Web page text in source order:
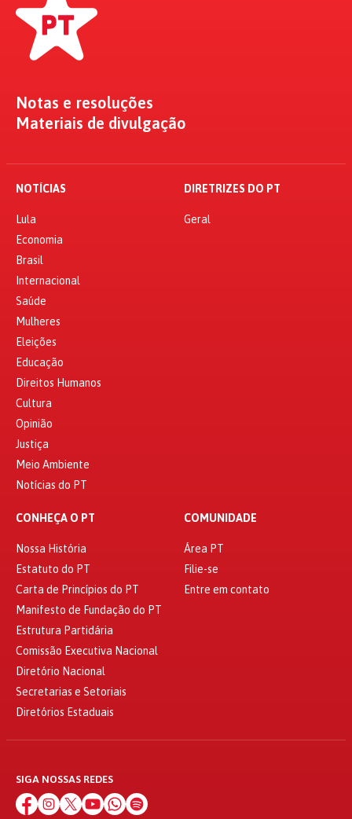
Notas e resoluções
Materiais de divulgação
NOTÍCIAS
Lula
Economia
Brasil
Internacional
Saúde
Mulheres
Eleições
Educação
Direitos Humanos
Cultura
Opinião
Justiça
Meio Ambiente
Notícias do PT
DIRETRIZES DO PT
Geral
CONHEÇA O PT
Nossa História
Estatuto do PT
Carta de Princípios do PT
Manifesto de Fundação do PT
Estrutura Partidária
Comissão Executiva Nacional
Diretório Nacional
Secretarias e Setoriais
Diretórios Estaduais
COMUNIDADE
Área PT
Filie-se
Entre em contato
SIGA NOSSAS REDES